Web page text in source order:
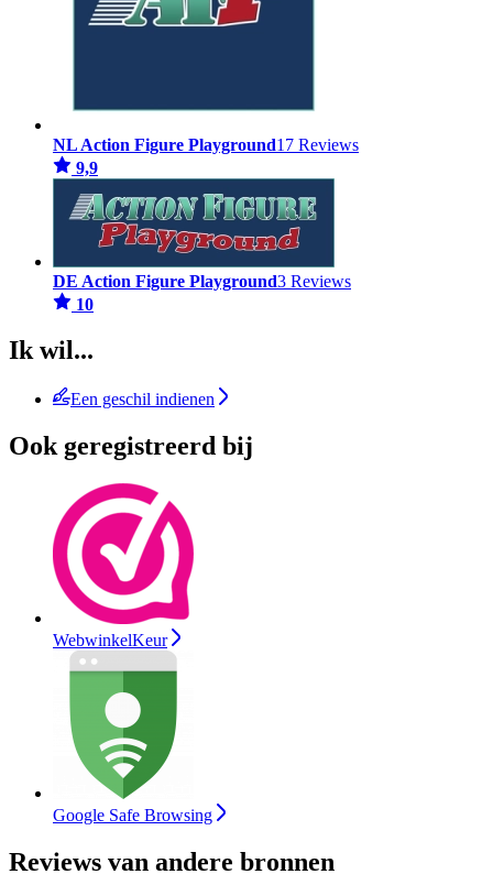
NL Action Figure Playground17 Reviews
9,9
DE Action Figure Playground3 Reviews
10
Ik wil...
Een geschil indienen
Ook geregistreerd bij
WebwinkelKeur
Google Safe Browsing
Reviews van andere bronnen